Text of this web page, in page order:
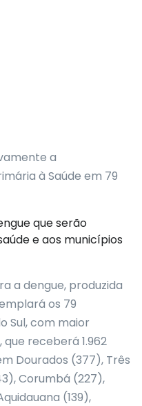
a
à Saúde em 79
que serão
e aos municípios
a dengue, produzida
os 79
Sul, com maior
receberá 1.962
Dourados (377), Três
Corumbá (227),
(139),